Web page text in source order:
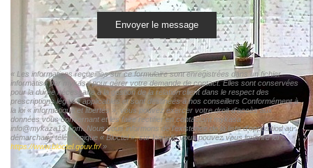
Envoyer le message
« Les informations recueillies sur ce formulaire sont enregistrées dans un fichier
informatisé par mykasa pour gérer votre demande de contact. Elles sont conservées
pour la durée nécessaire à la gestion de la relation client dans le respect des
prescriptions légales applicables et sont destinées à nos conseillers Conformément à
la loi « informatique et libertés », vous pouvez exercer votre droit d'accès aux
données vous concernant et les faire rectifier en contactant mykasa
info@mykaza13.com. Nous vous informons de l'existence de la liste d'opposition au
démarchage téléphonique « Bloctel », sur laquelle vous pouvez vous inscrire ici :
https://www.bloctel.gouv.fr/»